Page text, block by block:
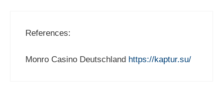
References:
Monro Casino Deutschland https://kaptur.su/